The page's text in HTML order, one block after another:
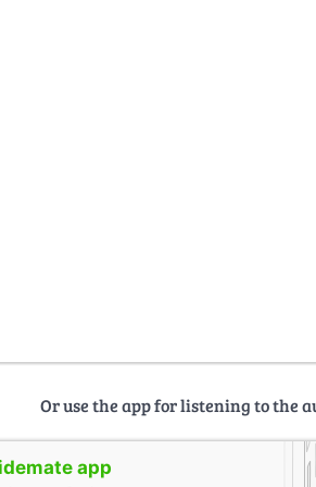
Or use the app for listening to the
app